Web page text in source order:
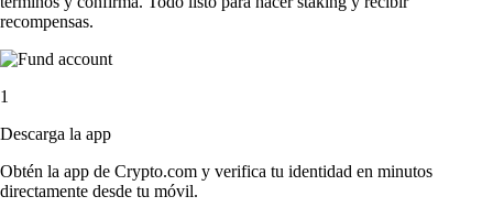
recompensas.
1
Descarga la app
Obtén la app de Crypto.com y verifica tu identidad en minutos
directamente desde tu móvil.